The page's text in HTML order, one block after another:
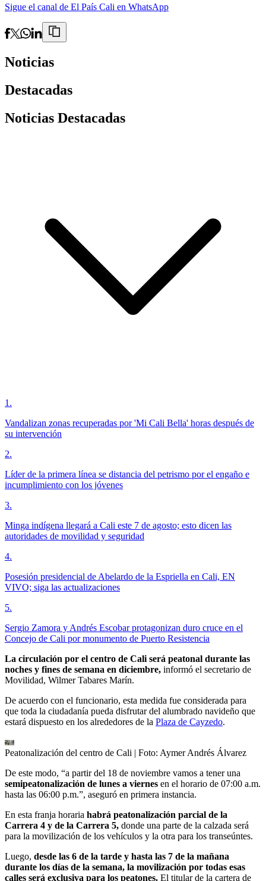
Sigue el canal de El País Cali en WhatsApp
Noticias
Destacadas
Noticias Destacadas
1 .
Vandalizan zonas recuperadas por 'Mi Cali Bella' horas después de
su intervención
2.
Líder de la primera línea se distancia del petrismo por el engaño e
incumplimiento con los jóvenes
3.
Minga indígena llegará a Cali este 7 de agosto; esto dicen las
autoridades de movilidad y seguridad
4.
Posesión presidencial de Abelardo de la Espriella en Cali, EN
VIVO; siga las actualizaciones
5.
Sergio Zamora y Andrés Escobar protagonizan duro cruce en el
Concejo de Cali por monumento de Puerto Resistencia
La circulación por el centro de Cali será peatonal durante las
noches y fines de semana en diciembre, informó el secretario de
Movilidad, Wilmer Tabares Marín.
De acuerdo con el funcionario, esta medida fue considerada para
que toda la ciudadanía pueda disfrutar del alumbrado navideño que
estará dispuesto en los alrededores de la Plaza de Cayzedo.
Peatonalización del centro de Cali | Foto: Aymer Andrés Álvarez
De este modo, “a partir del 18 de noviembre vamos a tener una
semipeatonalización de lunes a viernes en el horario de 07:00 a.m.
hasta las 06:00 p.m.”, aseguró en primera instancia.
En esta franja horaria habrá peatonalización parcial de la
Carrera 4 y de la Carrera 5, donde una parte de la calzada será
para la movilización de los vehículos y la otra para los transeúntes.
Luego, desde las 6 de la tarde y hasta las 7 de la mañana
durante los días de la semana, la movilización por todas esas
calles será exclusiva para los peatones. El titular de la cartera de